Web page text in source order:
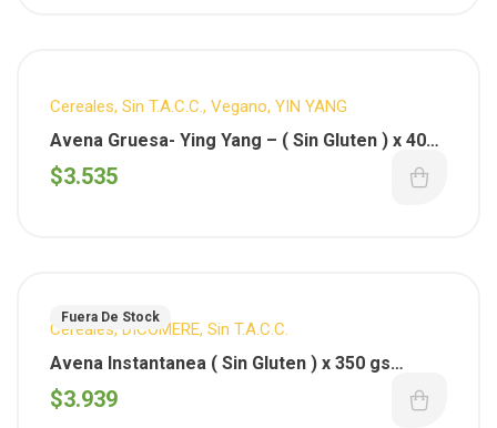
Cereales, Sin T.A.C.C. , Vegano, YIN YANG
Avena Gruesa- Ying Yang – ( Sin Gluten ) x 400
gs
$3.535
Fuera De Stock
Cereales, DICOMERE, Sin T.A.C.C.
Avena Instantanea ( Sin Gluten ) x 350 gs
Dicomere
$3.939